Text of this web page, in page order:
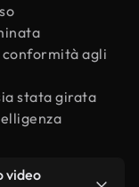
agli
stata girata
video